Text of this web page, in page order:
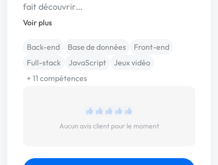
fait découvrir…
Voir plus
Back-end Base de données
Front-end
Full-stack
JavaScript
Jeux vidéo
+ 11 compétences
Aucun avis client pour le moment